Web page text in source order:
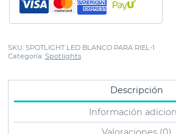
SKU: SPOTLIGHT LED BLANCO PARA RIEL-1
Categoría: Spotlights
Descripción
Información